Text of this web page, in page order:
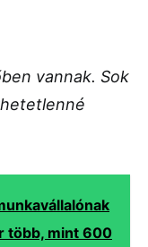
vannak. Sok
több, mint 600